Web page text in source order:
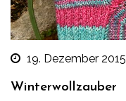
19. Dezember 2015
Winterwollzauber